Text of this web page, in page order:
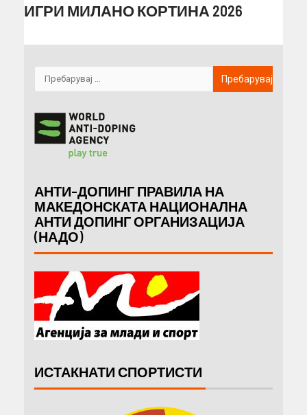
ИГРИ МИЛАНО КОРТИНА 2026
АНТИ-ДОПИНГ ПРАВИЛА НА
МАКЕДОНСКАТА НАЦИОНАЛНА
АНТИ ДОПИНГ ОРГАНИЗАЦИЈА
(НАДО)
ИСТАКНАТИ СПОРТИСТИ